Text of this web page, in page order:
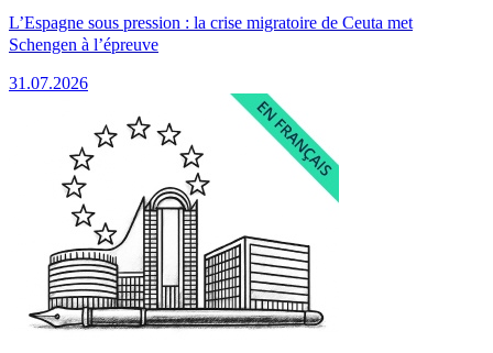
L’Espagne sous pression : la crise migratoire de Ceuta met
Schengen à l’épreuve
31.07.2026